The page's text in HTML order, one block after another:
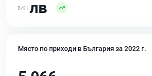
лв
Място по приходи в България за 2022 г.